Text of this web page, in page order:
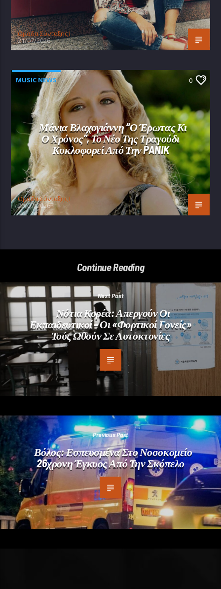
Oμάδα Σύνταξης Ι
21/07/2026
MUSIC NEWS 0
Μάνια Βλαχογιάννη “Ο Έρωτας Κι
Ο Χρόνος”, Το Νέο Της Τραγούδι
Κυκλοφορεί Από Την PANIK
Oμάδα Σύνταξης Ι
20/07/2026
Continue Reading
Next Post
Νότια Κορέα: Απεργούν Οι
Εκπαιδευτικοί – Οι «φορτικοί Γονείς»
Τούς Ωθούν Σε Αυτοκτονίες
Previous Post
Βόλος: Εσπευσμένα Στο Νοσοκομείο
26χρονη Έγκυος Από Την Σκόπελο